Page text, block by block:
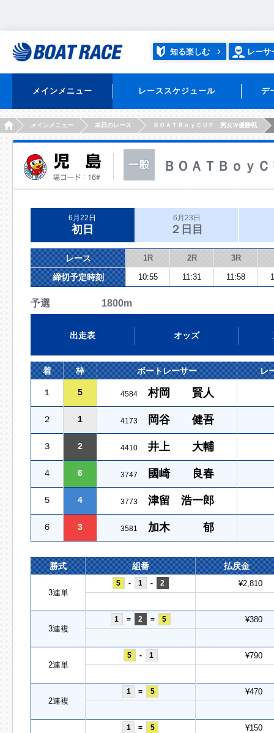
知る楽しむ レーサ
メインメニュー レーススケジュール デ
HOMEメインメニュー 本日のレース ＢＯＡＴＢｏｙＣＵＰ 男女Ｗ優勝戦
ＢＯＡＴＢｏｙ
6月22日
初日
6月23日
２日目
レース 1R 2R 3R
締切予定時刻 10:55 11:31 11:58
予選 1800m
出走表 オッズ
着 枠 ボートレーサー レ
１ 5 4584 村岡 賢人
２ 1 4173 岡谷 健吾
３ 2 4410 井上 大輔
４ 6 3747 國崎 良春
５ 4 3773 津留 浩一郎
６ 3 3581 加木 郁
勝式 組番 払戻金
3連単
5 - 1 - 2 ¥2,810
3連複
1 = 2 = 5 ¥380
2連単
5 - 1 ¥790
2連複
1 = 5 ¥470
1 = 5 ¥150